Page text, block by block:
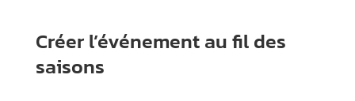
Créer l’événement au fil des
saisons